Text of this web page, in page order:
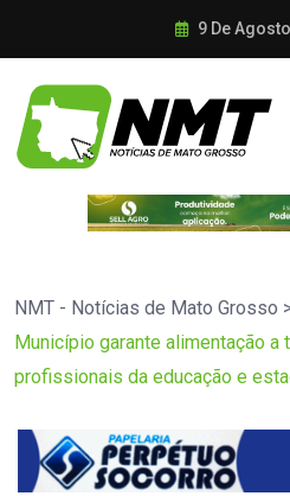
9 De
NMT - Notícias de Mato Grosso
Município garante alimentação
profissionais da educação e